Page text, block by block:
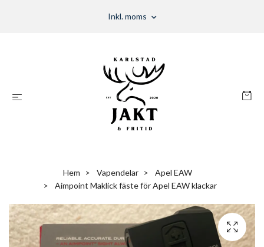
Inkl. moms
Hem Vapendelar
Apel EAW
Aimpoint Maklick fäste för Apel EAW klackar